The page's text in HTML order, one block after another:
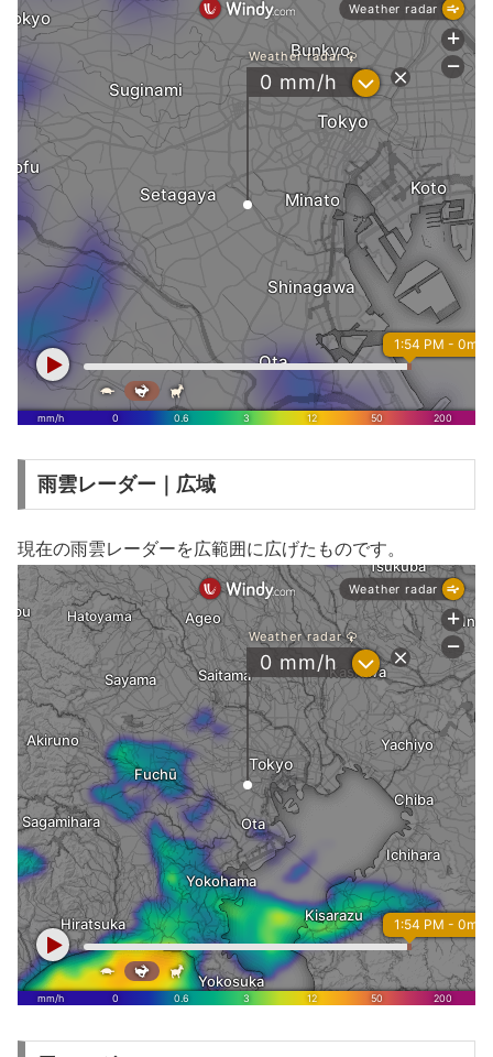
雨雲レーダー｜広域
現在の雨雲レーダーを広範囲に広げたものです。